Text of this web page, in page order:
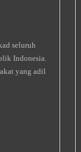
seluruh
Indonesia.
yang adil